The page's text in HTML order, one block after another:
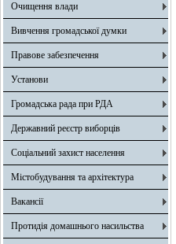
Очищення влади
Вивчення громадської думки
Правове забезпечення
Установи
Громадська рада при РДА
Державний реєстр виборців
Соціальний захист населення
Містобудування та архітектура
Вакансії
Протидія домашнього насильства